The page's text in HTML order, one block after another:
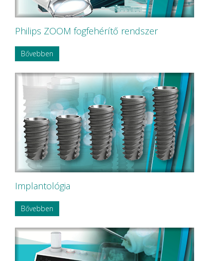
Philips ZOOM fogfehérítő rendszer
Bővebben
Implantológia
Bővebben